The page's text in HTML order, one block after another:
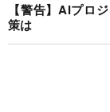
【警告】AIプロ
策は